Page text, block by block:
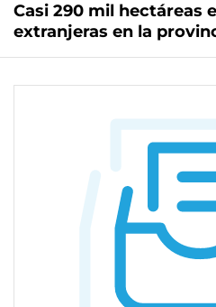
Casi 290 mil hectáreas
extranjeras en la